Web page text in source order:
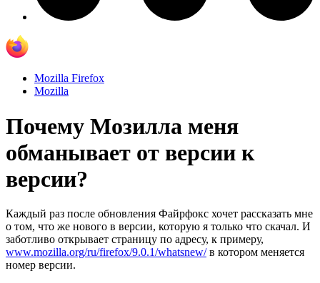
Mozilla Firefox
Mozilla
Почему Мозилла меня
обманывает от версии к
версии?
Каждый раз после обновления Файрфокс хочет рассказать мне
о том, что же нового в версии, которую я только что скачал. И
заботливо открывает страницу по адресу, к примеру,
www.mozilla.org/ru/firefox/9.0.1/whatsnew/в котором меняется
номер версии.